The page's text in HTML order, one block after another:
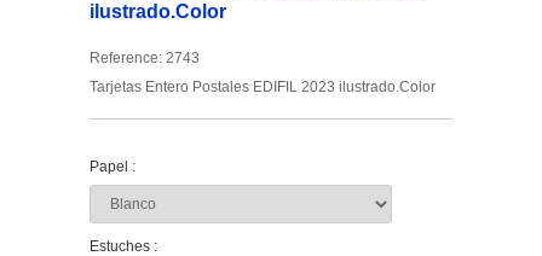
ilustrado.Color
Reference: 2743
Tarjetas Entero Postales EDIFIL 2023 ilustrado.Color
Papel :
Estuches :